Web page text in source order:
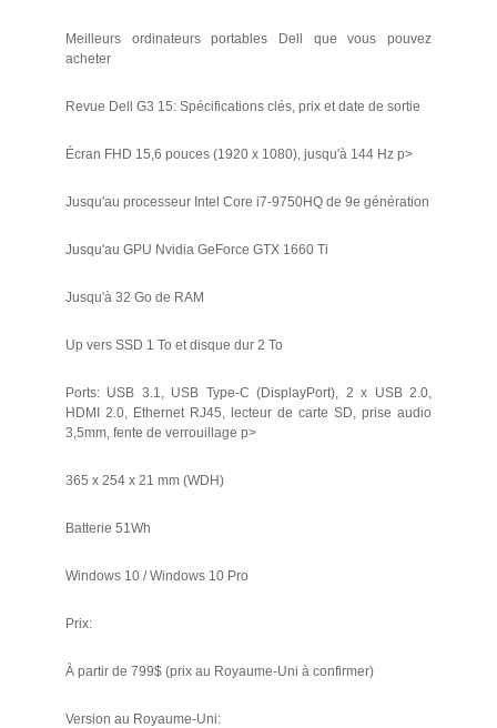
Meilleurs ordinateurs portables Dell que vous pouvez
acheter
Revue Dell G3 15: Spécifications clés, prix et date de sortie
Écran FHD 15,6 pouces (1920 x 1080), jusqu'à 144 Hz p>
Jusqu'au processeur Intel Core i7-9750HQ de 9e génération
Jusqu'au GPU Nvidia GeForce GTX 1660 Ti
Jusqu'à 32 Go de RAM
Up vers SSD 1 To et disque dur 2 To
Ports: USB 3.1, USB Type-C (DisplayPort), 2 x USB 2.0,
HDMI 2.0, Ethernet RJ45, lecteur de carte SD, prise audio
3,5mm, fente de verrouillage p>
365 x 254 x 21 mm (WDH)
Batterie 51Wh
Windows 10 / Windows 10 Pro
Prix:
À partir de 799$ (prix au Royaume-Uni à confirmer)
Version au Royaume-Uni: